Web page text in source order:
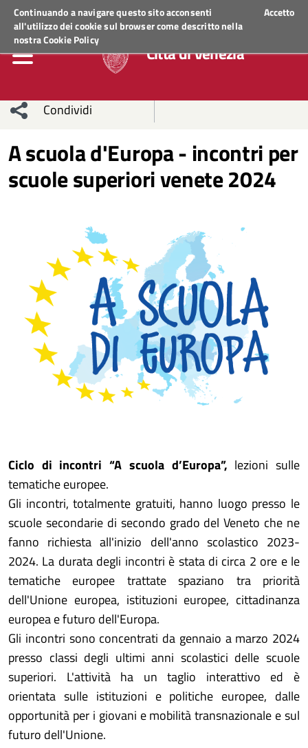
Continuando a navigare questo sito acconsenti
all'utilizzo dei cookie sul browser come descritto nella
nostraCookie Policy
Accetto
Regione Veneto ACCEDI AI SERVIZI
Città di Venezia
Condividi
sui social
Condividi
Condividi
su
Condividi
Twitter
Facebook
Condividi
su
Whatsapp
A scuola d'Europa - incontri per
scuole superiori venete 2024
Ciclo di incontri “A scuola d’Europa”, lezioni sulle
tematiche europee.
Gli incontri, totalmente gratuiti, hanno luogo presso le
scuole secondarie di secondo grado del Veneto che ne
fanno richiesta all'inizio dell'anno scolastico 2023-
2024. La durata degli incontri è stata di circa 2 ore e le
tematiche europee trattate spaziano tra priorità
dell'Unione europea, istituzioni europee, cittadinanza
europea e futuro dell'Europa.
Gli incontri sono concentrati da gennaio a marzo 2024
presso classi degli ultimi anni scolastici delle scuole
superiori. L'attività ha un taglio interattivo ed è
orientata sulle istituzioni e politiche europee, dalle
opportunità per i giovani e mobilità transnazionale e sul
futuro dell'Unione.